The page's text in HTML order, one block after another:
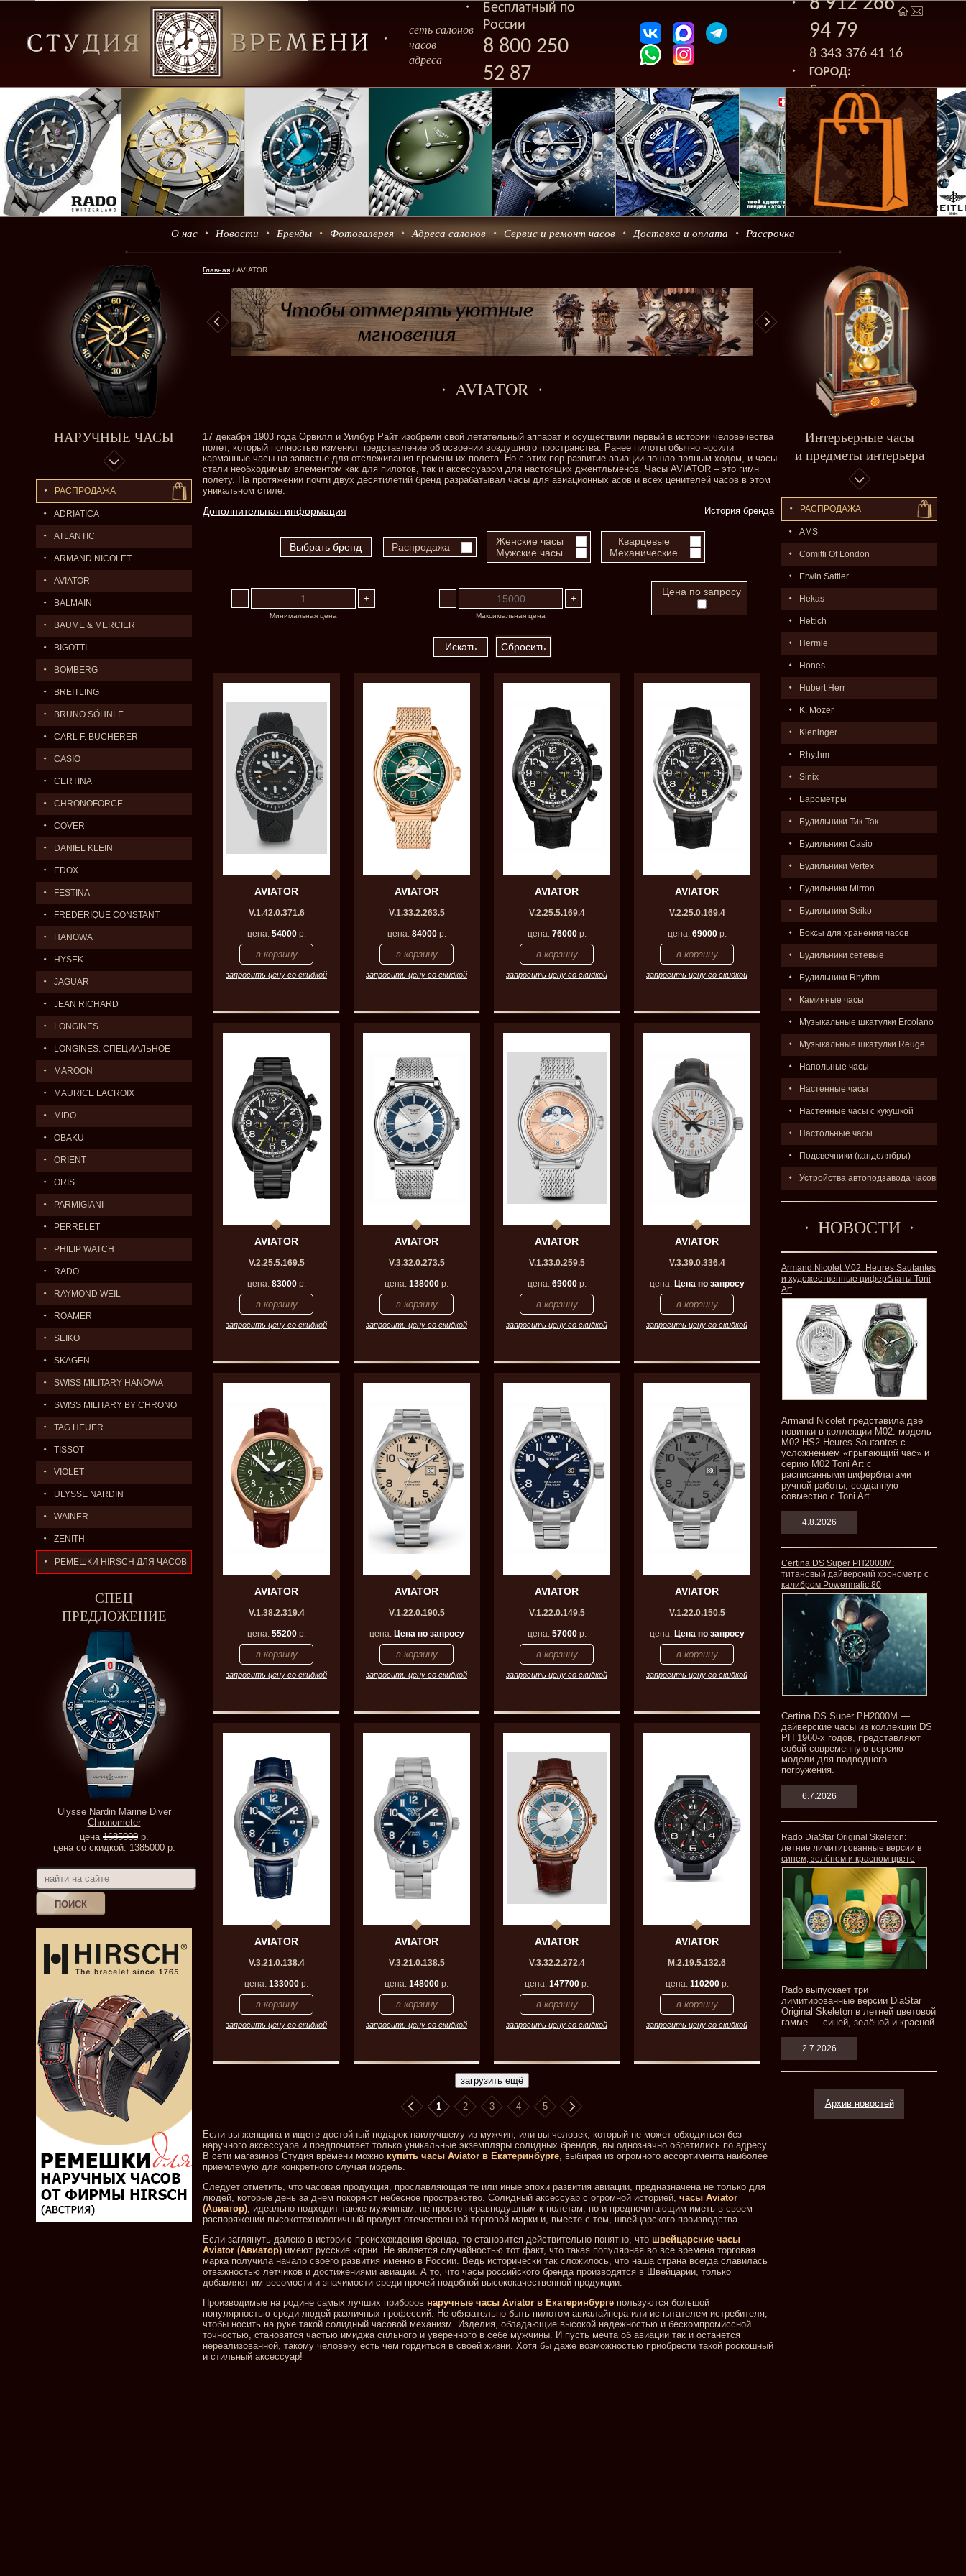
сеть салонов
часов
адреса
Бесплатный по
России
8 800 250
52 87
94 79
8 343 376 41 16
ГОРОД:
Екатеринбург
О нас Новости Бренды Фотогалерея Адреса салонов Сервис и ремонт часов Доставка и оплата Рассрочка
НАРУЧНЫЕ ЧАСЫ
РАСПРОДАЖА
ADRIATICA
ATLANTIC
ARMAND NICOLET
AVIATOR
BALMAIN
BAUME & MERCIER
BIGOTTI
BOMBERG
BREITLING
BRUNO SÖHNLE
CARL F. BUCHERER
CASIO
CERTINA
CHRONOFORCE
COVER
DANIEL KLEIN
EDOX
FESTINA
FREDERIQUE CONSTANT
HANOWA
HYSEK
JAGUAR
JEAN RICHARD
LONGINES
LONGINES. СПЕЦИАЛЬНОЕ
ПРЕДЛОЖЕНИЕ.
MAROON
MAURICE LACROIX
MIDO
OBAKU
ORIENT
ORIS
PARMIGIANI
PERRELET
PHILIP WATCH
RADO
RAYMOND WEIL
ROAMER
SEIKO
SKAGEN
SWISS MILITARY HANOWA
SWISS MILITARY BY CHRONO
TAG HEUER
TISSOT
VIOLET
ULYSSE NARDIN
WAINER
ZENITH
РЕМЕШКИ HIRSCH ДЛЯ ЧАСОВ
СПЕЦ
ПРЕДЛОЖЕНИЕ
Ulysse Nardin Marine Diver
Chronometer
цена 1685000р.
цена со скидкой: 1385000 р.
Интерьерные часы
и предметы интерьера
РАСПPОДАЖA
AMS
Comitti Of London
Erwin Sattler
Hekas
Hettich
Hermle
Hones
Hubert Herr
K. Mozer
Kieninger
Rhythm
Sinix
Барометры
Будильники Тик-Так
Будильники Casio
Будильники Vertex
Будильники Mirron
Будильники Seiko
Боксы для хранения часов
Будильники сетевые
Будильники Rhythm
Каминные часы
Музыкальные шкатулки Ercolano
Музыкальные шкатулки Reuge
Напольные часы
Настенные часы
Настенные часы с кукушкой
Настольные часы
Подсвечники (канделябры)
Устройства автоподзавода часов
НОВОСТИ
Armand Nicolet M02: Heures Sautantes
и художественные циферблаты Toni
Art
Armand Nicolet представила две
новинки в коллекции M02: модель
M02 HS2 Heures Sautantes с
усложнением «прыгающий час» и
серию M02 Toni Art с
расписанными циферблатами
ручной работы, созданную
совместно с Toni Art.
4.8.2026
Certina DS Super PH2000M:
титановый дайверский хронометр с
калибром Powermatic 80
Certina DS Super PH2000M —
дайверские часы из коллекции DS
PH 1960-х годов, представляют
собой современную версию
модели для подводного
погружения.
6.7.2026
Rado DiaStar Original Skeleton:
летние лимитированные версии в
синем, зелёном и красном цвете
Rado выпускает три
лимитированные версии DiaStar
Original Skeleton в летней цветовой
гамме — синей, зелёной и красной.
2.7.2026
Архив новостей
Главная / AVIATOR
AVIATOR
17 декабря 1903 года Орвилл и Уилбур Райт изобрели свой летательный аппарат и осуществили первый в истории человечества
полет, который полностью изменил представление об освоении воздушного пространства. Ранее пилоты обычно носили
карманные часы на запястье для отслеживания времени их полета. Но с этих пор развитие авиации пошло полным ходом, и часы
стали необходимым элементом как для пилотов, так и аксессуаром для настоящих джентльменов. Часы AVIATOR – это гимн
полету. На протяжении почти двух десятилетий бренд разрабатывал часы для авиационных асов и всех ценителей часов в этом
уникальном стиле.
Дополнительная информация История бренда
Распродажа
Женские часы
Мужские часы
Кварцевые
Механические
Минимальная цена Максимальная цена
Цена по запросу
AVIATOR
V.1.42.0.371.6
цена: 54000р.
запросить цену со скидкой
AVIATOR
V.1.33.2.263.5
цена: 84000р.
запросить цену со скидкой
AVIATOR
V.2.25.5.169.4
цена: 76000р.
запросить цену со скидкой
AVIATOR
V.2.25.0.169.4
цена: 69000р.
запросить цену со скидкой
AVIATOR
V.2.25.5.169.5
цена: 83000р.
запросить цену со скидкой
AVIATOR
V.3.32.0.273.5
цена: 138000 р.
запросить цену со скидкой
AVIATOR
V.1.33.0.259.5
цена: 69000р.
запросить цену со скидкой
AVIATOR
V.3.39.0.336.4
цена: Цена по запросу
запросить цену со скидкой
AVIATOR
V.1.38.2.319.4
цена: 55200р.
запросить цену со скидкой
AVIATOR
V.1.22.0.190.5
цена: Цена по запросу
запросить цену со скидкой
AVIATOR
V.1.22.0.149.5
цена: 57000р.
запросить цену со скидкой
AVIATOR
V.1.22.0.150.5
цена: Цена по запросу
запросить цену со скидкой
AVIATOR
V.3.21.0.138.4
цена: 133000 р.
запросить цену со скидкой
AVIATOR
V.3.21.0.138.5
цена: 148000 р.
запросить цену со скидкой
AVIATOR
V.3.32.2.272.4
цена: 147700 р.
запросить цену со скидкой
AVIATOR
M.2.19.5.132.6
цена: 110200р.
запросить цену со скидкой
1 2 3 4 5
Если вы женщина и ищете достойный подарок наилучшему из мужчин, или вы человек, который не может обходиться без
наручного аксессуара и предпочитает только уникальные экземпляры солидных брендов, вы однозначно обратились по адресу.
В сети магазинов Студия времени можно купить часы Aviator в Екатеринбурге, выбирая из огромного ассортимента наиболее
приемлемую для конкретного случая модель.
Следует отметить, что часовая продукция, прославляющая те или иные эпохи развития авиации, предназначена не только для
людей, которые день за днем покоряют небесное пространство. Солидный аксессуар с огромной историей, часы Aviator
(Авиатор), идеально подходит также мужчинам, не просто неравнодушным к полетам, но и предпочитающим иметь в своем
распоряжении высокотехнологичный продукт отечественной торговой марки и, вместе с тем, швейцарского производства.
Если заглянуть далеко в историю происхождения бренда, то становится действительно понятно, что швейцарские часы
Aviator (Авиатор) имеют русские корни. Не является случайностью тот факт, что такая популярная во все времена торговая
марка получила начало своего развития именно в России. Ведь исторически так сложилось, что наша страна всегда славилась
отважностью летчиков и достижениями авиации. А то, что часы российского бренда производятся в Швейцарии, только
добавляет им весомости и значимости среди прочей подобной высококачественной продукции.
Производимые на родине самых лучших приборов наручные часы Aviator в Екатеринбурге пользуются большой
популярностью среди людей различных профессий. Не обязательно быть пилотом авиалайнера или испытателем истребителя,
чтобы носить на руке такой солидный часовой механизм. Изделия, обладающие высокой надежностью и бескомпромиссной
точностью, становятся частью имиджа сильного и уверенного в себе мужчины. И пусть мечта об авиации так и останется
нереализованной, такому человеку есть чем гордиться в своей жизни. Хотя бы даже возможностью приобрести такой роскошный
и стильный аксессуар!